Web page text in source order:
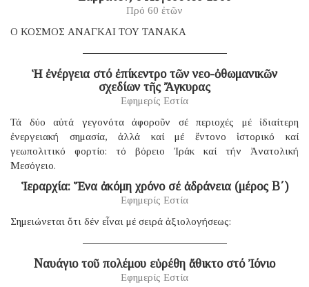
Πρό 60 ἐτῶν
Ο ΚΟΣΜΟΣ ΑΝΑΓΚΑΙ ΤΟΥ ΤΑΝΑΚΑ
Ἡ ἐνέργεια στό ἐπίκεντρο τῶν νεο-ὀθωμανικῶν
σχεδίων τῆς Ἄγκυρας
Εφημερίς Εστία
Τά δύο αὐτά γεγονότα ἀφοροῦν σέ περιοχές μέ ἰδιαίτερη
ἐνεργειακή σημασία, ἀλλά καί μέ ἔντονο ἱστορικό καί
γεωπολιτικό φορτίο: τό βόρειο Ἰράκ καί τήν Ἀνατολική
Μεσόγειο.
Ἱεραρχία: Ἕνα ἀκόμη χρόνο σέ ἀδράνεια (μέρος B΄)
Εφημερίς Εστία
Σημειώνεται ὅτι δέν εἶναι μέ σειρά ἀξιολογήσεως:
Ναυάγιο τοῦ πολέμου εὑρέθη ἄθικτο στό Ἰόνιο
Εφημερίς Εστία